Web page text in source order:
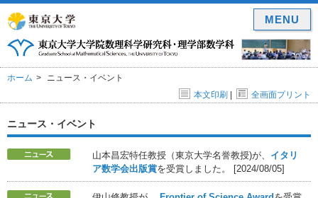
ホーム
ニュース・イベント
本文印刷 | 全画面プリント
ニュース・イベント
山本昌宏特任教授（東京大学名誉教授)が、 イタリ
ア数学会出版賞を受賞しました。 [2024/08/05]
MENU